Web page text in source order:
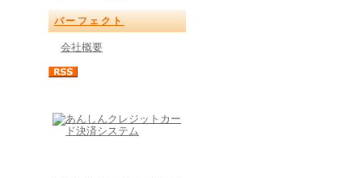
パーフェクト
会社概要